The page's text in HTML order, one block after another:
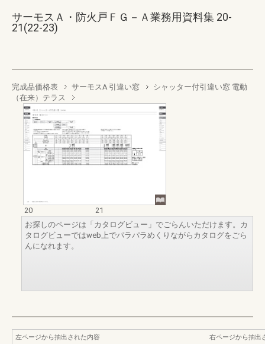
サーモスＡ・防火戸ＦＧ－Ａ業務用資料集 20-
21(22-23)
完成品価格表 サーモスA 引違い窓
シャッター付引違い窓 電動
（在来）テラス
20
21
お探しのページは「カタログビュー」でごらんいただけます。カ
タログビューではweb上でパラパラめくりながらカタログをごら
んになれます。
左ページから抽出された内容
右ページから抽出